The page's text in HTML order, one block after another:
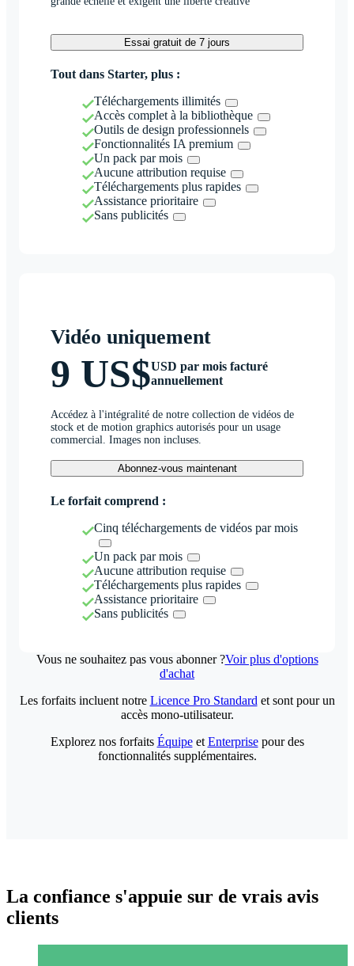
Essai gratuit de 7 jours
Tout dans Starter, plus :
Téléchargements illimités
Accès complet à la bibliothèque
Outils de design professionnels
Fonctionnalités IA premium
Un pack par mois
Aucune attribution requise
Téléchargements plus rapides
Assistance prioritaire
Sans publicités
Vidéo uniquement
9 US$USD par mois facturé
annuellement
Accédez à l'intégralité de notre collection de vidéos de
stock et de motion graphics autorisés pour un usage
commercial. Images non incluses.
Abonnez-vous maintenant
Le forfait comprend :
Cinq téléchargements de vidéos par mois
Un pack par mois
Aucune attribution requise
Téléchargements plus rapides
Assistance prioritaire
Sans publicités
Vous ne souhaitez pas vous abonner ?Voir plus d'options
d'achat
Les forfaits incluent notre Licence Pro Standard et sont pour un
accès mono-utilisateur.
Explorez nos forfaits Équipeet Enterprisepour des
fonctionnalités supplémentaires.
La confiance s'appuie sur de vrais avis
clients